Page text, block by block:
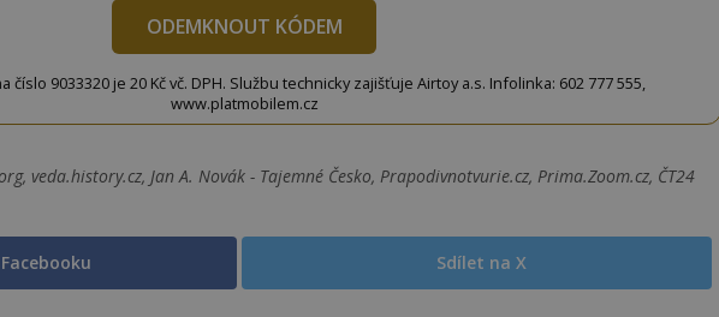
ODEMKNOUT KÓDEM
číslo 9033320 je 20 Kč vč. DPH. Službu technicky zajišťuje Airtoy a.s. Infolinka: 602 777 555,
www.platmobilem.cz
veda.history.cz, Jan A. Novák - Tajemné Česko, Prapodivnotvurie.cz, Prima.Zoom.cz, ČT24
Sdílet na X